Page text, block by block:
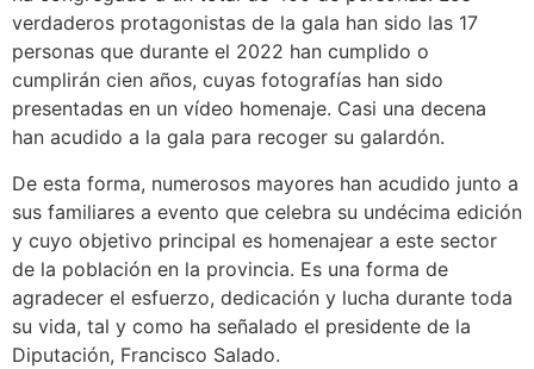
verdaderos protagonistas de la gala han sido las 17
personas que durante el 2022 han cumplido o
cumplirán cien años, cuyas fotografías han sido
presentadas en un vídeo homenaje. Casi una decena
han acudido a la gala para recoger su galardón.
De esta forma, numerosos mayores han acudido junto a
sus familiares a evento que celebra su undécima edición
y cuyo objetivo principal es homenajear a este sector
de la población en la provincia. Es una forma de
agradecer el esfuerzo, dedicación y lucha durante toda
su vida, tal y como ha señalado el presidente de la
Diputación, Francisco Salado.